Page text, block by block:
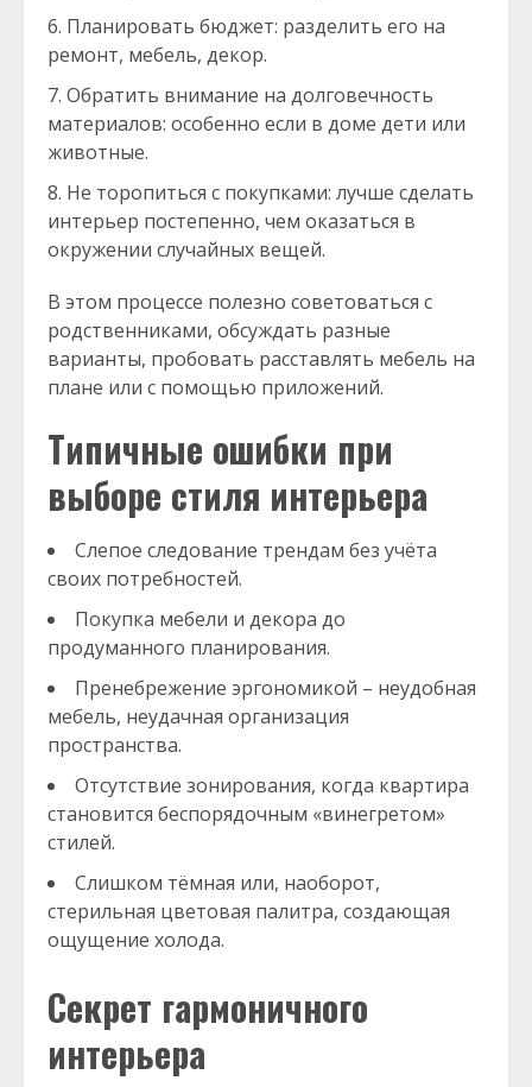
Планировать бюджет: разделить его на
ремонт, мебель, декор.
Обратить внимание на долговечность
материалов: особенно если в доме дети или
животные.
Не торопиться с покупками: лучше сделать
интерьер постепенно, чем оказаться в
окружении случайных вещей.
В этом процессе полезно советоваться с
родственниками, обсуждать разные
варианты, пробовать расставлять мебель на
плане или с помощью приложений.
Типичные ошибки при
выборе стиля интерьера
Слепое следование трендам без учёта
своих потребностей.
Покупка мебели и декора до
продуманного планирования.
Пренебрежение эргономикой – неудобная
мебель, неудачная организация
пространства.
Отсутствие зонирования, когда квартира
становится беспорядочным «винегретом»
стилей.
Слишком тёмная или, наоборот,
стерильная цветовая палитра, создающая
ощущение холода.
Секрет гармоничного
интерьера